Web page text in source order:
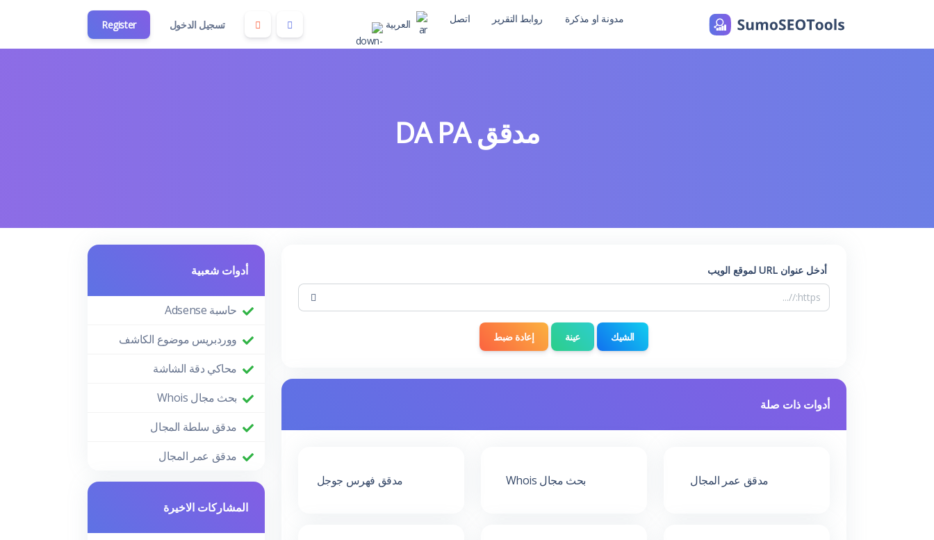
تسجيل الدخول Register مدونة او مذكرة روابط التقرير اتصل العربية
مدقق DA PA
أدخل عنوان URL لموقع الويب
الشيك عينة إعادة ضبط
أدوات ذات صلة
مدقق عمر المجال بحث مجال Whois مدقق فهرس جوجل
أدوات شعبية
حاسبة Adsense
ووردبريس موضوع الكاشف
محاكي دقة الشاشة
بحث مجال Whois
مدقق سلطة المجال
مدقق عمر المجال
المشاركات الاخيرة